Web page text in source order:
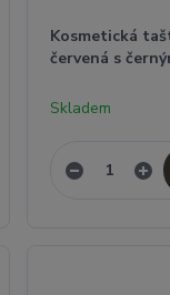
Kosmetická
červená s
Skladem